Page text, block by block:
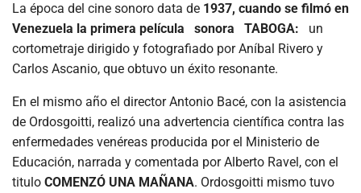
La época del cine sonoro data de 1937, cuando se filmó en
Venezuela la primera película sonora TABOGA:
un
cortometraje dirigido y fotografiado por Aníbal Rivero y
Carlos Ascanio, que obtuvo un éxito resonante.
En el mismo año el director Antonio Bacé, con la asistencia
de Ordosgoitti, realizó una advertencia científica contra las
enfermedades venéreas producida por el Ministerio de
Educación, narrada y comentada por Alberto Ravel, con el
titulo COMENZÓ UNA MAÑANA. Ordosgoitti mismo tuvo